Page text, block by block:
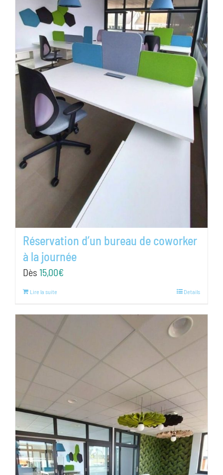
Réservation d’un bureau de coworker
à la journée
Dès 15,00€
Lire la suite Details